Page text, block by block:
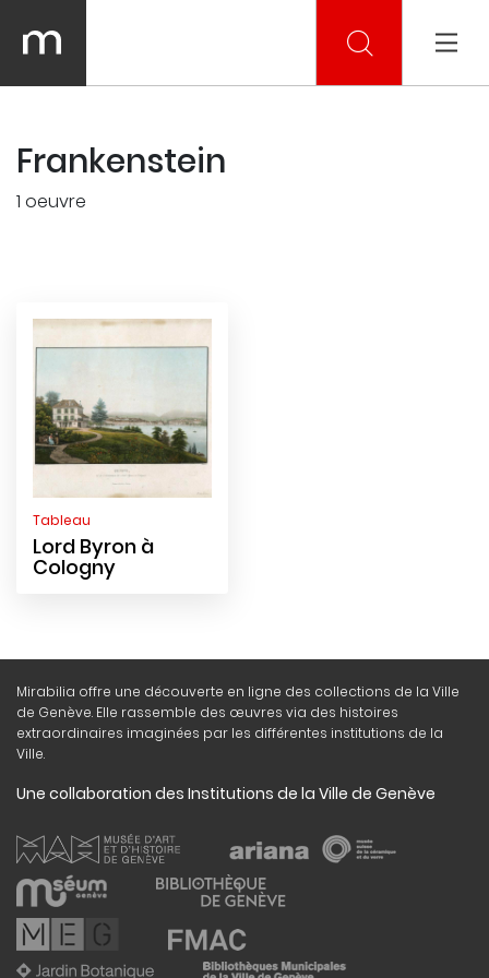
Frankenstein
1 oeuvre
Tableau
Lord Byron à
Cologny
Mirabilia offre une découverte en ligne des collections de la Ville
de Genève. Elle rassemble des œuvres via des histoires
extraordinaires imaginées par les différentes institutions de la
Ville.
Une collaboration des Institutions de la Ville de Genève